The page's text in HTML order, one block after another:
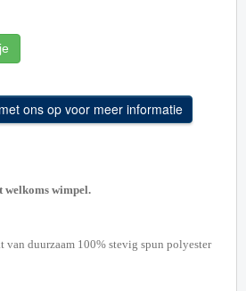
welkoms wimpel.
van duurzaam 100% stevig spun polyester